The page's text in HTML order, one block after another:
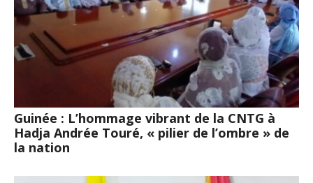
Guinée : L’hommage vibrant de la CNTG à
Hadja Andrée Touré, « pilier de l’ombre » de
la nation